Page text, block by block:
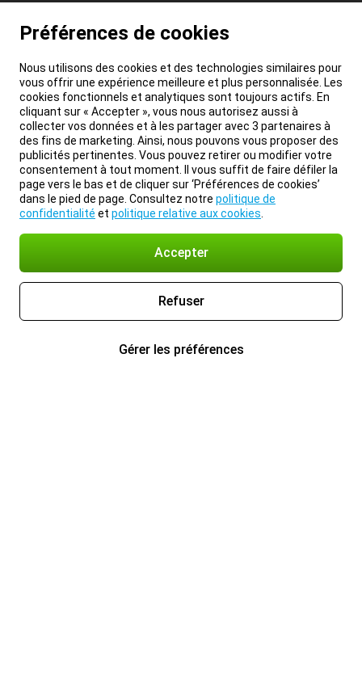
Préférences de cookies
Nous utilisons des cookies et des technologies similaires pour
vous offrir une expérience meilleure et plus personnalisée. Les
cookies fonctionnels et analytiques sont toujours actifs. En
cliquant sur « Accepter », vous nous autorisez aussi à
collecter vos données et à les partager avec 3 partenaires à
des fins de marketing. Ainsi, nous pouvons vous proposer des
publicités pertinentes. Vous pouvez retirer ou modifier votre
consentement à tout moment. Il vous suffit de faire défiler la
page vers le bas et de cliquer sur ‘Préférences de cookies’
dans le pied de page. Consultez notre politique de
confidentialité et politique relative aux cookies
Accepter
Refuser
Gérer les préférences